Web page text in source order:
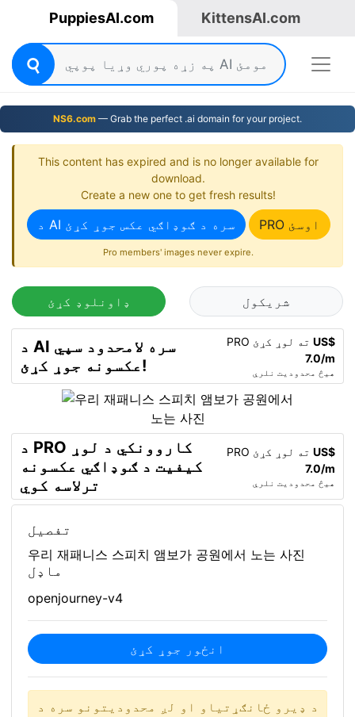
PuppiesAI.com KittensAI.com
NS6.com — Grab the perfect .ai domain for your project.
This content has expired and is no longer available for
download.
Create a new one to get fresh results!
د AI سره د ګوډاګي عکس جوړ کړئ PRO اوسئ
Pro members' images never expire.
ډاونلوډ کړئ شریکول
د AI سره لامحدود سپي
عکسونه جوړ کړئ!
US$
7.0/m
هیڅ محدودیت نلري
د PRO کاروونکي د لوړ
کیفیت د ګوډاګي عکسونه
ترلاسه کوي
US$
7.0/m
هیڅ محدودیت نلري
تفصیل
우리 재패니스 스피치 앰보가 공원에서 노는 사진
ماډل
openjourney-v4
انځور جوړ کړئ
د ډیرو ځانګړتیاو او لږ محدودیتونو سره د